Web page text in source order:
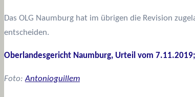
Das OLG Naumburg hat im übrigen die Revision
entscheiden.
Oberlandesgericht Naumburg, Urteil vom
Foto:Antonioguillem